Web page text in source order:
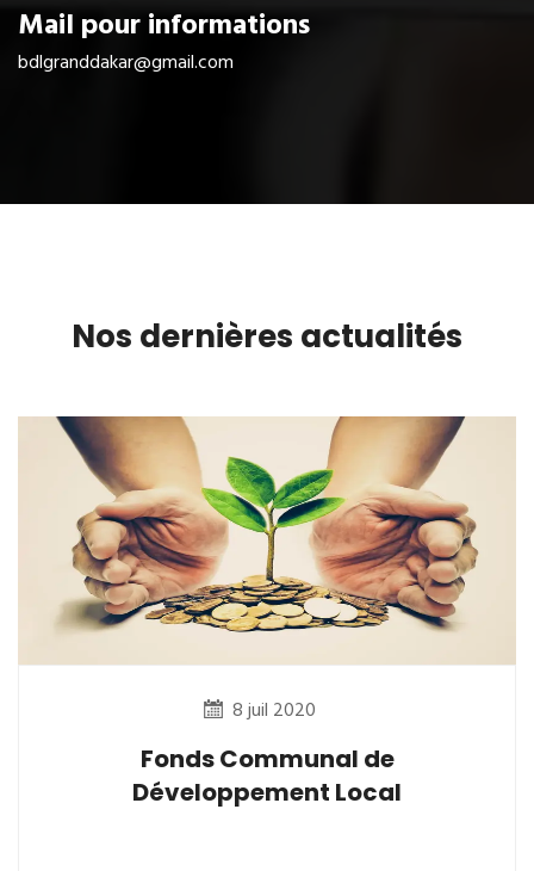
Mail pour informations
bdlgranddakar@gmail.com
Nos dernières actualités
8 juil 2020
Fonds Communal de
Développement Local